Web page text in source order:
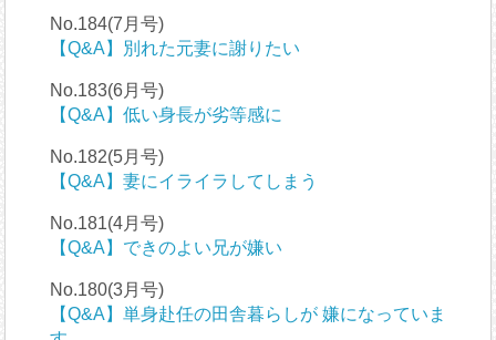
No.184(7月号)
【Q&A】別れた元妻に謝りたい
No.183(6月号)
【Q&A】低い身長が劣等感に
No.182(5月号)
【Q&A】妻にイライラしてしまう
No.181(4月号)
【Q&A】できのよい兄が嫌い
No.180(3月号)
【Q&A】単身赴任の田舎暮らしが 嫌になっていま